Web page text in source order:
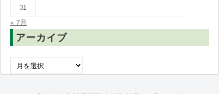
31
« 7月
アーカイブ
ー